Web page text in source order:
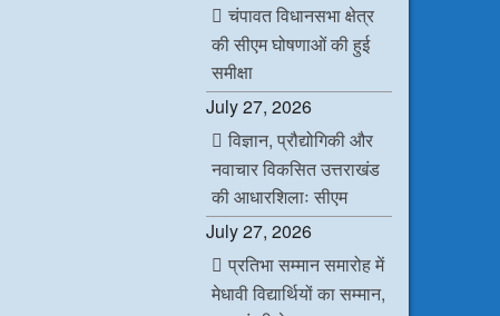
चंपावत विधानसभा क्षेत्र
की सीएम घोषणाओं की हुई
समीक्षा
July 27, 2026
विज्ञान, प्रौद्योगिकी और
नवाचार विकसित उत्तराखंड
की आधारशिलाः सीएम
July 27, 2026
प्रतिभा सम्मान समारोह में
मेधावी विद्यार्थियों का सम्मान,